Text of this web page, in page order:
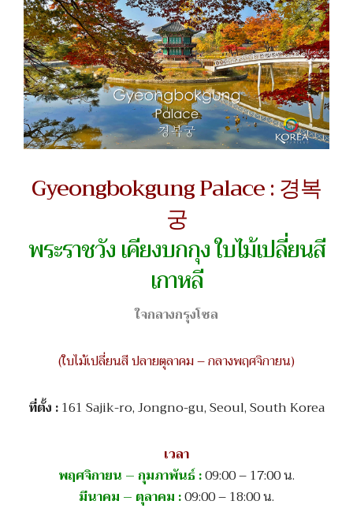
Gyeongbokgung Palace : 경복
궁
พระราชวัง เคียงบกกุง ใบไม้เปลี่ยนสี
เกาหลี
ใจกลางกรุงโซล
(ใบไม้เปลี่ยนสี ปลายตุลาคม – กลางพฤศจิกายน)
ที่ตั้ง :161 Sajik-ro, Jongno-gu, Seoul, South Korea
เวลา
พฤศจิกายน – กุมภาพันธ์ :09:00 – 17:00 น.
มีนาคม – ตุลาคม :09:00 – 18:00 น.